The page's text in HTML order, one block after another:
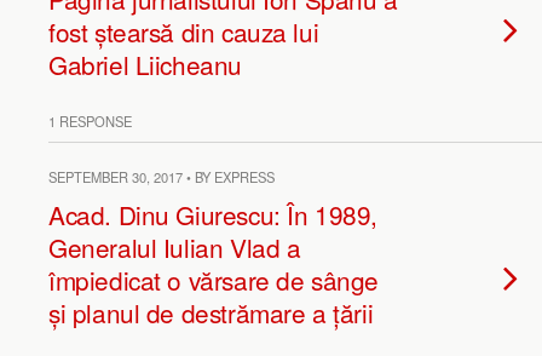
fost ștearsă din cauza lui
Gabriel Liicheanu
1 RESPONSE
SEPTEMBER 30, 2017 • BY EXPRESS
Acad. Dinu Giurescu: În 1989,
Generalul Iulian Vlad a
împiedicat o vărsare de sânge
și planul de destrămare a țării